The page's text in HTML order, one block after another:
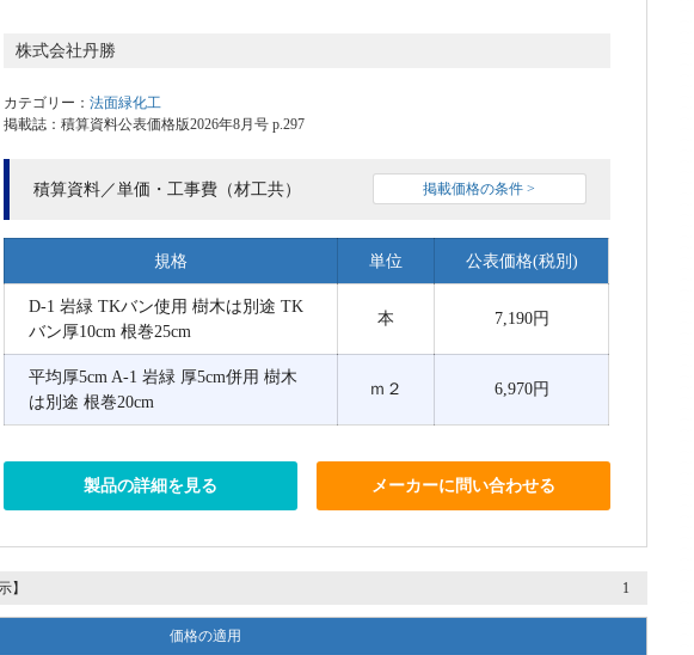
株式会社丹勝
カテゴリー：法面緑化工
掲載誌：積算資料公表価格版2026年8月号 p.297
積算資料／単価・工事費（材工共） 掲載価格の条件 >
規格 単位 公表価格(税別)
D-1 岩緑 TKバン使用 樹木は別途 TK
バン厚10cm 根巻25cm
本 7,190円
平均厚5cm A-1 岩緑 厚5cm併用 樹木
は別途 根巻20cm
ｍ２ 6,970円
製品の詳細を見る メーカーに問い合わせる
】 1
価格の適用